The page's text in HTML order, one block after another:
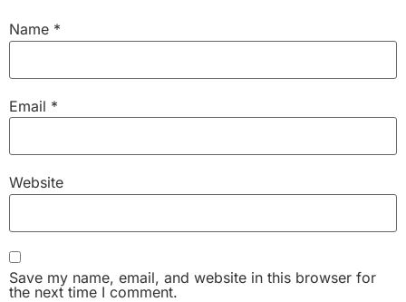
Name *
Email *
Website
Save my name, email, and website in this browser for
the next time I comment.